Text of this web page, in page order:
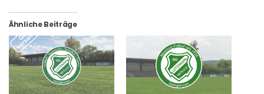
teilen
(Wird
in
neuem
Fenster
geöffnet)
teilen
(Wird
in
neuem
Fenster
geöffnet)
neuem
Fenster
geöffnet)
Mail
(Wird
neuem
Ähnliche Beiträge